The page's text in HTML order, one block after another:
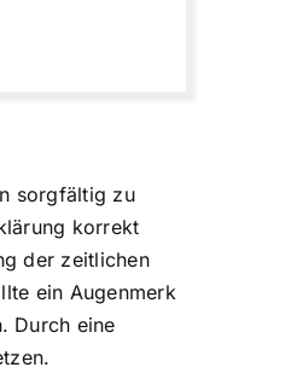
sorgfältig zu
korrekt
der zeitlichen
ein Augenmerk
Durch eine